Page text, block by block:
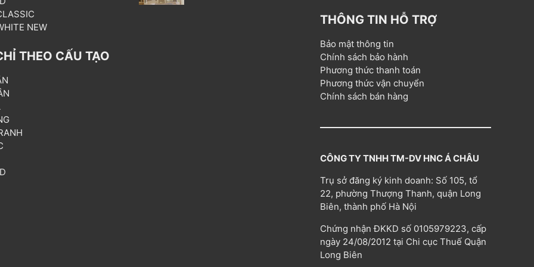
NEW
THEO CẤU TẠO
THÔNG TIN HỖ TRỢ
Bảo mật thông tin
Chính sách bảo hành
Phương thức thanh toán
Phương thức vận chuyển
Chính sách bán hàng
CÔNG TY TNHH TM-DV HNC Á CHÂU
Trụ sở đăng ký kinh doanh: Số 105, tổ
22, phường Thượng Thanh, quận Long
Biên, thành phố Hà Nội
Chứng nhận ĐKKD số 0105979223, cấp
ngày 24/08/2012 tại Chi cục Thuế Quận
Long Biên